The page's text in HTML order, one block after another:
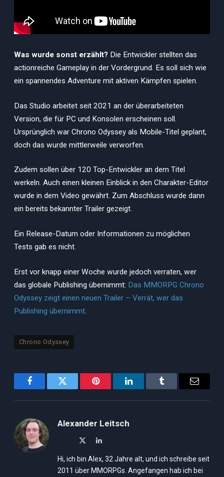
Was wurde sonst erzählt? Die Entwickler stellten das
actionreiche Gameplay in der Vordergrund. Es soll sich wie
ein spannendes Adventure mit aktiven Kämpfen spielen.
Das Studio arbeitet seit 2021 an der überarbeiteten
Version, die für PC und Konsolen erscheinen soll.
Ursprünglich war Chrono Odyssey als Mobile-Titel geplant,
doch das wurde mittlerweile verworfen.
Zudem sollen über 120 Top-Entwickler an dem Titel
werkeln. Auch einen kleinen Einblick in den Charakter-Editor
wurde in dem Video gewährt. Zum Abschluss wurde dann
ein bereits bekannter Trailer gezeigt.
Ein Release-Datum oder Informationen zu möglichen
Tests gab es nicht.
Erst vor knapp einer Woche wurde jedoch verraten, wer
das globale Publishing übernimmt: Das MMORPG Chrono
Odyssey zeigt einen neuen Trailer – Verrät, wer das
Publishing übernimmt.
Chrono Odyssey
FacebookTwitter PinterestLinkedInTumblr Email
Alexander Leitsch
LinkedIn
Hi, ich bin Alex, 32 Jahre alt, und ich schreibe seit
2011 über MMORPGs. Angefangen hab ich bei